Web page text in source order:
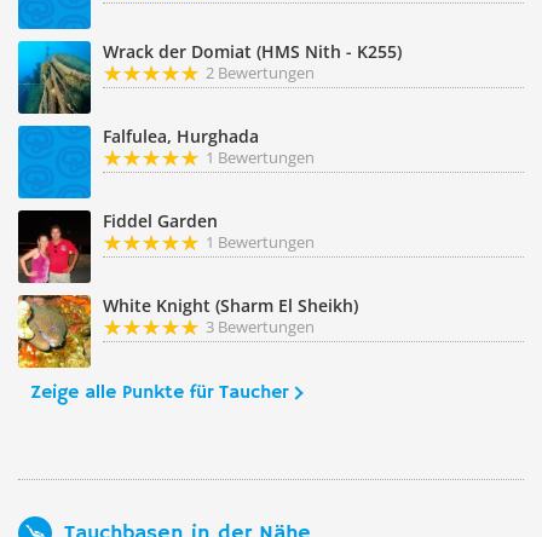
Wrack der Domiat (HMS Nith - K255)
2 Bewertungen
Falfulea, Hurghada
1 Bewertungen
Fiddel Garden
1 Bewertungen
White Knight (Sharm El Sheikh)
3 Bewertungen
Zeige alle Punkte für Taucher